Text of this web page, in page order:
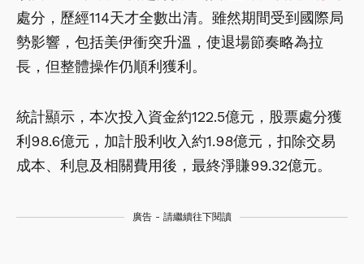
處分，歷經114天才全數出清。雖然期間受到國際局
勢影響，包括美伊衝突升溫，使退場節奏略為拉
長，但整體操作仍順利獲利。
統計顯示，本次投入資金約122.5億元，股票處分獲
利98.6億元，加計股利收入約1.98億元，扣除交易
成本、利息及相關費用後，最終淨賺99.32億元。
廣告 - 請繼續往下閱讀